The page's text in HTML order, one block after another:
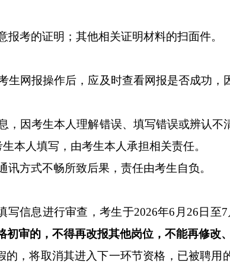
报考的证明；其他相关证明材料的扫面件。
网报操作后，应及时查看网报是否成功，
因考生本人理解错误、填写错误或辨认不
本人填写，由考生本人承担相关责任。
方式不畅所致后果，责任由考生自负。
写信息进行审查，考生于2026年6 月 26 日至7
初审的，不得再改报其他岗位 ，不能再修改
，将取消其进入下一环节资格，已被聘用